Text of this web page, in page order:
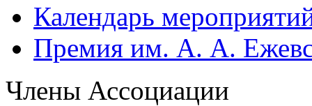
Календарь
Премия им. А. А.
Члены Ассоциации